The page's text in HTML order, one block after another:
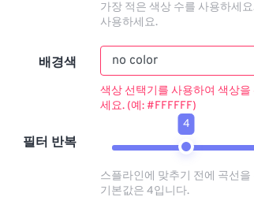
가장 적은 색상 수를 사용하세
사용하세요.
배경색
색상 선택기를 사용하여 색상
세요. (예: #FFFFFF)
필터 반복
4
스플라인에 맞추기 전에 곡선
기본값은 4입니다.